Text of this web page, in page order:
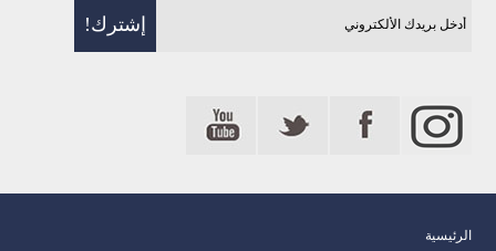
الرئيسية